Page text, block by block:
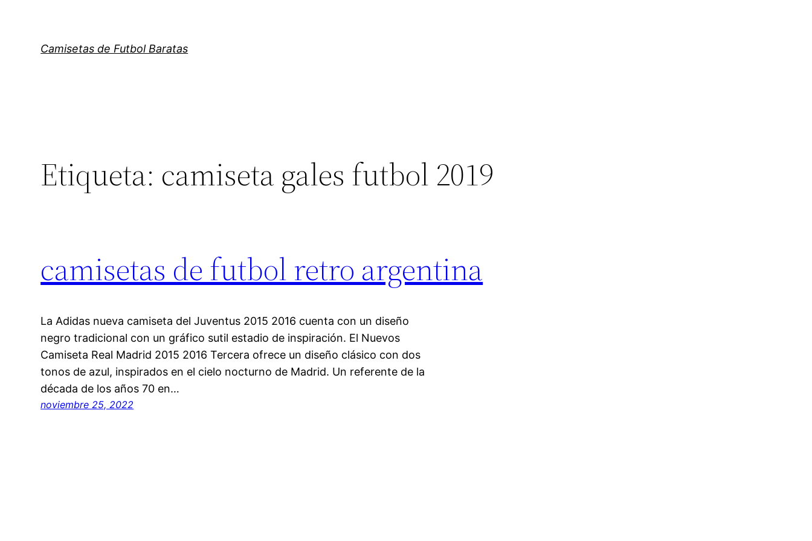
contenido
Camisetas de Futbol Baratas
Etiqueta: camiseta gales futbol 2019
camisetas de futbol retro argentina
La Adidas nueva camiseta del Juventus 2015 2016 cuenta con un diseño
negro tradicional con un gráfico sutil estadio de inspiración. El Nuevos
Camiseta Real Madrid 2015 2016 Tercera ofrece un diseño clásico con dos
tonos de azul, inspirados en el cielo nocturno de Madrid. Un referente de la
década de los años 70 en…
noviembre 25, 2022